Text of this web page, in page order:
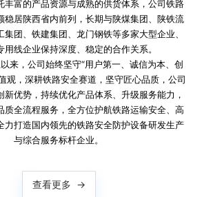
丰富的产品资源与成熟的供货体系，公司铁路
稳居陕西省内前列，长期与陕煤集团、陕铁流
团、铁建集团、龙门钢铁等多家大型企业、
用线企业保持深度、稳定的合作关系。
观，深耕铁路安全赛道，坚守匠心品质，公司
新优势，持续优化产品体系、升级服务能力，
质全流程服务，全方位护航铁路运输安全、高
力打造国内领先的铁路安全防护设备研发生产
与综合服务标杆企业。
查看更多 →